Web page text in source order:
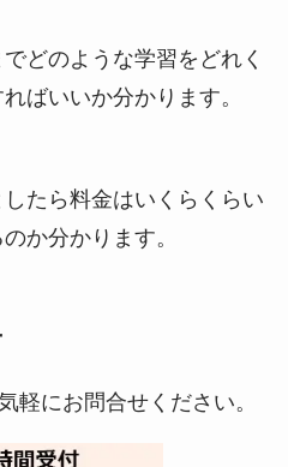
でどのような学習をどれく
ばいいか分かります。
たら料金はいくらくらい
か分かります。
軽にお問合せください。